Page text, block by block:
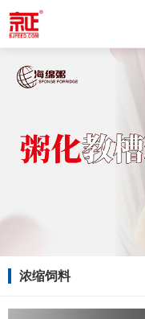
浓缩饲料